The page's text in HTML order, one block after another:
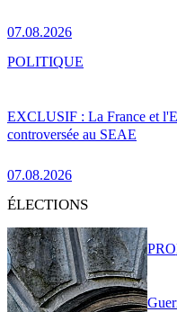
07.08.2026
EXCLUSIF : La France et
controversée au SEAE
07.08.2026
POLITIQUE
ÉLECTIONS
PRO